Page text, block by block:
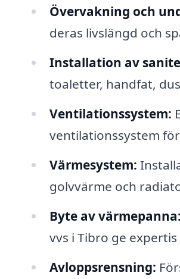
Övervakning och
deras livslängd och
Installation av
toaletter, handfat,
Ventilationssystem:
ventilationssystem
Värmesystem:
golvvärme och
Byte av värmepanna:
vvs i Tibro ge
Avloppsrensning: